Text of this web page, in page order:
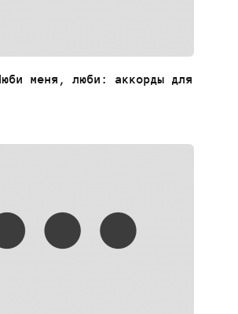
меня, люби: аккорды для